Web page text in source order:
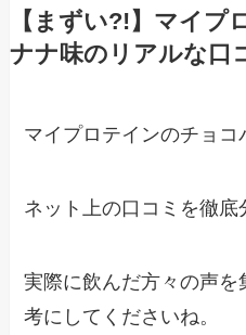
【まずい?!】マイプ
ナナ味のリアルな口
マイプロテインのチョコ
ネット上の口コミを徹底
実際に飲んだ方々の声
考にしてくださいね。